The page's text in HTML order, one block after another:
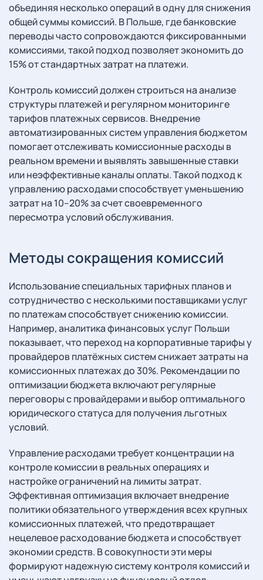
объединяя несколько операций в одну для снижения
общей суммы комиссий. В Польше, где банковские
переводы часто сопровождаются фиксированными
комиссиями, такой подход позволяет экономить до
15% от стандартных затрат на платежи.
Контроль комиссий должен строиться на анализе
структуры платежей и регулярном мониторинге
тарифов платежных сервисов. Внедрение
автоматизированных систем управления бюджетом
помогает отслеживать комиссионные расходы в
реальном времени и выявлять завышенные ставки
или неэффективные каналы оплаты. Такой подход к
управлению расходами способствует уменьшению
затрат на 10–20% за счет своевременного
пересмотра условий обслуживания.
Методы сокращения комиссий
Использование специальных тарифных планов и
сотрудничество с несколькими поставщиками услуг
по платежам способствует снижению комиссии.
Например, аналитика финансовых услуг Польши
показывает, что переход на корпоративные тарифы у
провайдеров платёжных систем снижает затраты на
комиссионных платежах до 30%. Рекомендации по
оптимизации бюджета включают регулярные
переговоры с провайдерами и выбор оптимального
юридического статуса для получения льготных
условий.
Управление расходами требует концентрации на
контроле комиссии в реальных операциях и
настройке ограничений на лимиты затрат.
Эффективная оптимизация включает внедрение
политики обязательного утверждения всех крупных
комиссионных платежей, что предотвращает
нецелевое расходование бюджета и способствует
экономии средств. В совокупности эти меры
формируют надежную систему контроля комиссий и